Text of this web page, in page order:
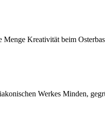
Kreativität beim
Werkes Minden,